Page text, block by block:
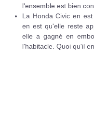
l'ensemble est bien
La Honda Civic en
en est qu'elle reste
elle a gagné en
l'habitacle. Quoi qu'il